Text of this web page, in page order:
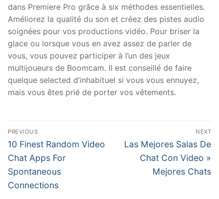
dans Premiere Pro grâce à six méthodes essentielles.
Améliorez la qualité du son et créez des pistes audio
soignées pour vos productions vidéo. Pour briser la
glace ou lorsque vous en avez assez de parler de
vous, vous pouvez participer à l’un des jeux
multijoueurs de Boomcam. Il est conseillé de faire
quelque selected d’inhabituel si vous vous ennuyez,
mais vous êtes prié de porter vos vêtements.
文
章
導
覽
PREVIOUS
Previous
post:
10 Finest Random Video
Chat Apps For
Spontaneous
Connections
NEXT
Next
post:
Las Mejores Salas De
Chat Con Video »
Mejores Chats